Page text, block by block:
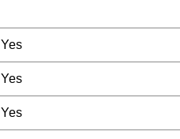
Yes
Yes
Yes